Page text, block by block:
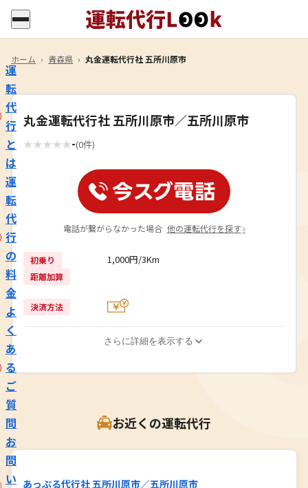
運
転
代
行
と
は
運
転
代
行
の
料
金
よ
く
あ
る
ご
質
問
お
問
い
ホーム › 青森県 › 丸金運転代行社 五所川原市
丸金運転代行社 五所川原市／五所川原市
★★★★★-(0件)
電話が繋がらなかった場合 他の運転代行を探す ›
初乗り 1,000円/3Km
距離加算
決済方法
さらに詳細を表示する
お近くの運転代行
あっぷる代行社 五所川原市／五所川原市